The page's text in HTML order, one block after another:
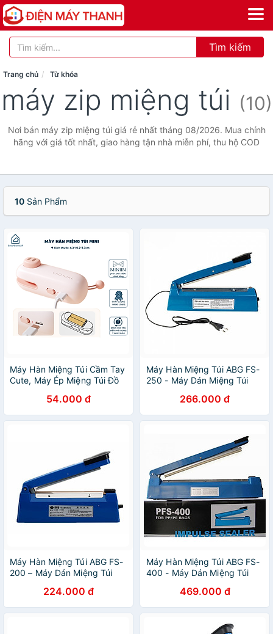
Tìm kiếm
Trang chủ Từ khóa
máy zip miệng túi (10)
Nơi bán máy zip miệng túi giá rẻ nhất tháng 08/2026. Mua chính
hãng với giá tốt nhất, giao hàng tận nhà miễn phí, thu hộ COD
10 Sản Phẩm
Máy Hàn Miệng Túi Cầm Tay
Cute, Máy Ép Miệng Túi Đồ
Nam Châm Kèm Đầu Cắt
Tiện Dụng - Hàng Chính
Hãng MINIIN
54.000 đ
Máy Hàn Miệng Túi ABG FS-
250 - Máy Dán Miệng Túi
Tươi Lâu Hơn, Áp Dụng Phổ
Biến Trong Đời Sống – Hàng
Chính Hãng
266.000 đ
Máy Hàn Miệng Túi ABG FS-
200 – Máy Dán Miệng Túi
Tươi Lâu Hơn, Áp Dụng Phổ
Biến Trong Đời Sống – Hàng
Chính Hãng
224.000 đ
Máy Hàn Miệng Túi ABG FS-
400 - Máy Dán Miệng Túi
Quản Thực Vật Tươi Lâu
Hơn, Áp Dụng Phổ Biến
Trong Đời Sống – Hàng
469.000 đ